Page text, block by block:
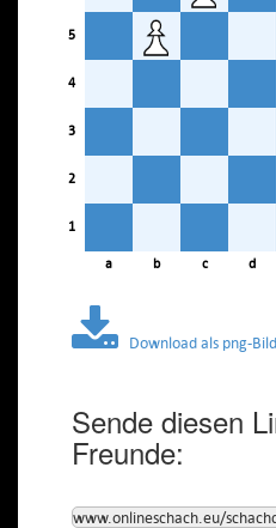
5
4
3
2
1
a b c d
Download als png-Bild
Sende diesen
Freunde:
www.onlineschach.eu/